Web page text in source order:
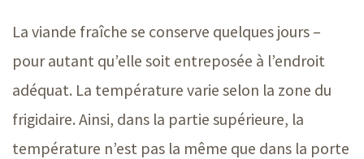
La viande fraîche se conserve quelques jours –
pour autant qu’elle soit entreposée à l’endroit
adéquat. La température varie selon la zone du
frigidaire. Ainsi, dans la partie supérieure, la
température n’est pas la même que dans la porte